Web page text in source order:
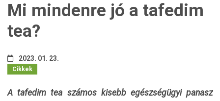
Mi mindenre jó a tafedim
tea?
2023. 01. 23.
Cikkek
A tafedim tea számos kisebb egészségügyi panasz